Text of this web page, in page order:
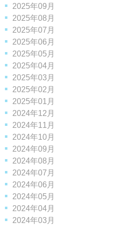
2025年09月
2025年08月
2025年07月
2025年06月
2025年05月
2025年04月
2025年03月
2025年02月
2025年01月
2024年12月
2024年11月
2024年10月
2024年09月
2024年08月
2024年07月
2024年06月
2024年05月
2024年04月
2024年03月